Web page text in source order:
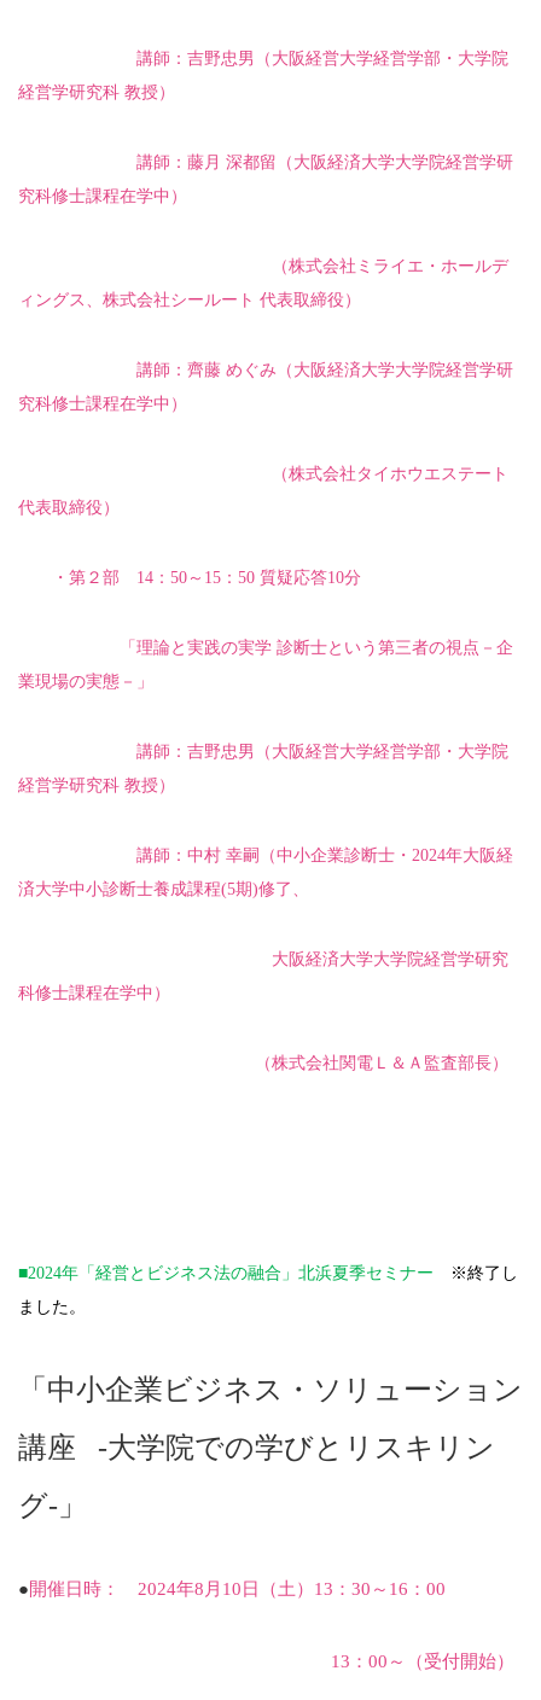
講師：吉野忠男（大阪経営大学経営学部・大学院
経営学研究科 教授）
講師：藤月 深都留（大阪経済大学大学院経営学研
究科修士課程在学中）
（株式会社ミライエ・ホールデ
ィングス、株式会社シールート 代表取締役）
講師：齊藤 めぐみ（大阪経済大学大学院経営学研
究科修士課程在学中）
（株式会社タイホウエステート
代表取締役）
・第２部 14：50～15：50 質疑応答10分
「理論と実践の実学 診断士という第三者の視点－企
業現場の実態－」
講師：吉野忠男（大阪経営大学経営学部・大学院
経営学研究科 教授）
講師：中村 幸嗣（中小企業診断士・2024年大阪経
済大学中小診断士養成課程(5期)修了、
大阪経済大学大学院経営学研究
科修士課程在学中）
（株式会社関電Ｌ＆Ａ監査部長）
■2024年「経営とビジネス法の融合」北浜夏季セミナー ※終了し
ました。
「中小企業ビジネス・ソリューション
講座
‐大学院での学びとリスキリン
グ‐」
●開催日時： 2024年8 月 10日（土） 13 ： 30 ～ 16 ： 00
13 ： 00 ～（受付開始）